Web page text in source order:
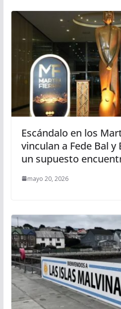
Escándalo en los
vinculan a Fede Bal
un supuesto
mayo 20, 2026